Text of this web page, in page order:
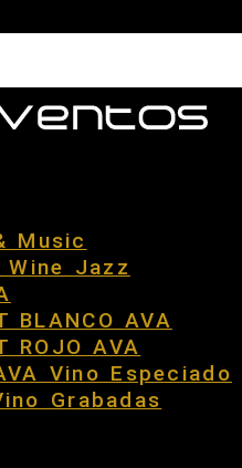
Music
Jazz
BLANCO AVA
ROJO AVA
Vino Especiado
Grabadas